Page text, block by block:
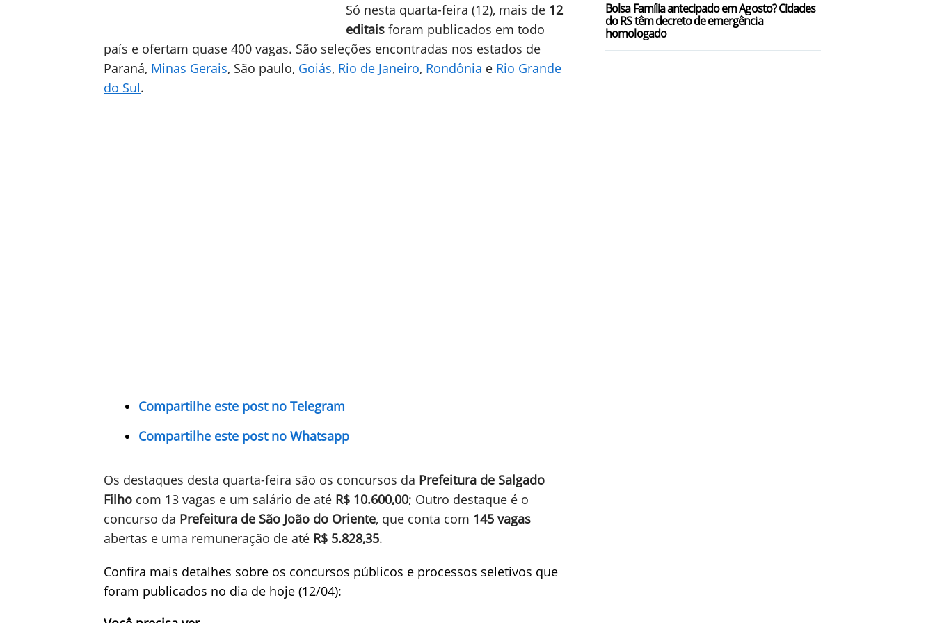
Só nesta quarta-feira (12), mais de 12
editais foram publicados em todo
país e ofertam quase 400 vagas. São seleções encontradas nos estados de
Paraná, Minas Gerais, São paulo, Goiás, Rio de Janeiro, Rondônia e Rio Grande
do Sul.
Compartilhe este post no Telegram
Compartilhe este post no Whatsapp
Os destaques desta quarta-feira são os concursos da Prefeitura de Salgado
Filho com 13 vagas e um salário de até R$ 10.600,00; Outro destaque é o
concurso da Prefeitura de São João do Oriente, que conta com 145 vagas
abertas e uma remuneração de até R$ 5.828,35.
Confira mais detalhes sobre os concursos públicos e processos seletivos que
foram publicados no dia de hoje (12/04):
Bolsa Família antecipado em Agosto? Cidades
do RS têm decreto de emergência
homologado